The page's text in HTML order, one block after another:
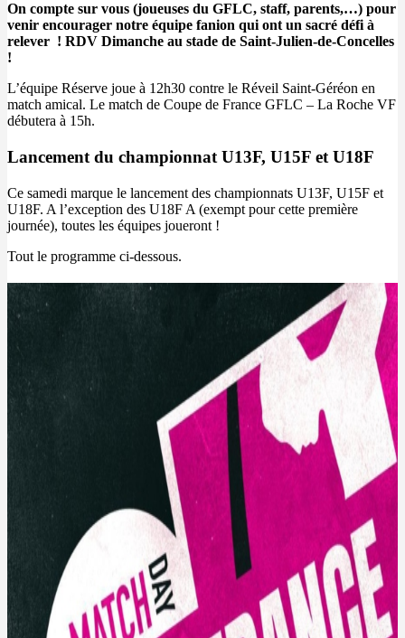
On compte sur vous (joueuses du GFLC, staff, parents,…) pour
venir encourager notre équipe fanion qui ont un sacré défi à
relever ! RDV Dimanche au stade de Saint-Julien-de-Concelles
!
L’équipe Réserve joue à 12h30 contre le Réveil Saint-Géréon en
match amical. Le match de Coupe de France GFLC – La Roche VF
débutera à 15h.
Lancement du championnat U13F, U15F et U18F
Ce samedi marque le lancement des championnats U13F, U15F et
U18F. A l’exception des U18F A (exempt pour cette première
journée), toutes les équipes joueront !
Tout le programme ci-dessous.